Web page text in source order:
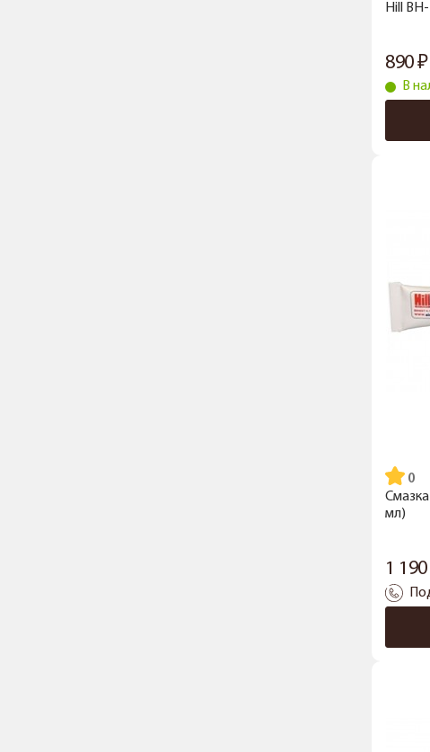
Hill
890
В
мл)
1 190